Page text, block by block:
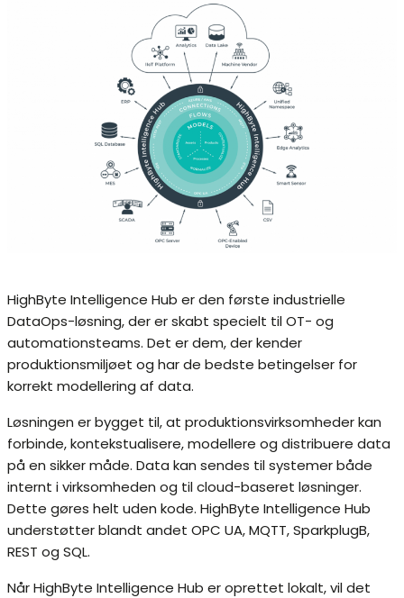
HighByte Intelligence Hub er den første industrielle
DataOps-løsning, der er skabt specielt til OT- og
automationsteams. Det er dem, der kender
produktionsmiljøet og har de bedste betingelser for
korrekt modellering af data.
Løsningen er bygget til, at produktionsvirksomheder kan
forbinde, kontekstualisere, modellere og distribuere data
på en sikker måde. Data kan sendes til systemer både
internt i virksomheden og til cloud-baseret løsninger.
Dette gøres helt uden kode. HighByte Intelligence Hub
understøtter blandt andet OPC UA, MQTT, SparkplugB,
REST og SQL.
Når HighByte Intelligence Hub er oprettet lokalt, vil det